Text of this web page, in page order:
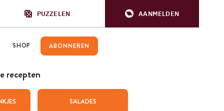
PUZZELEN AANMELDEN
SHOP ABONNEREN
recepten
SALADES